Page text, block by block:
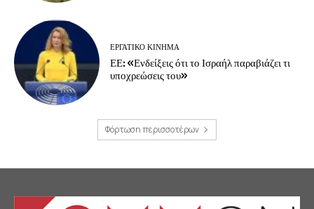
ΕΡΓΑΤΙΚΟ ΚΙΝΗΜΑ
ΕΕ: «Ενδείξεις ότι το Ισραήλ παραβιάζει τι
υποχρεώσεις του»
Φόρτωση περισσοτέρων